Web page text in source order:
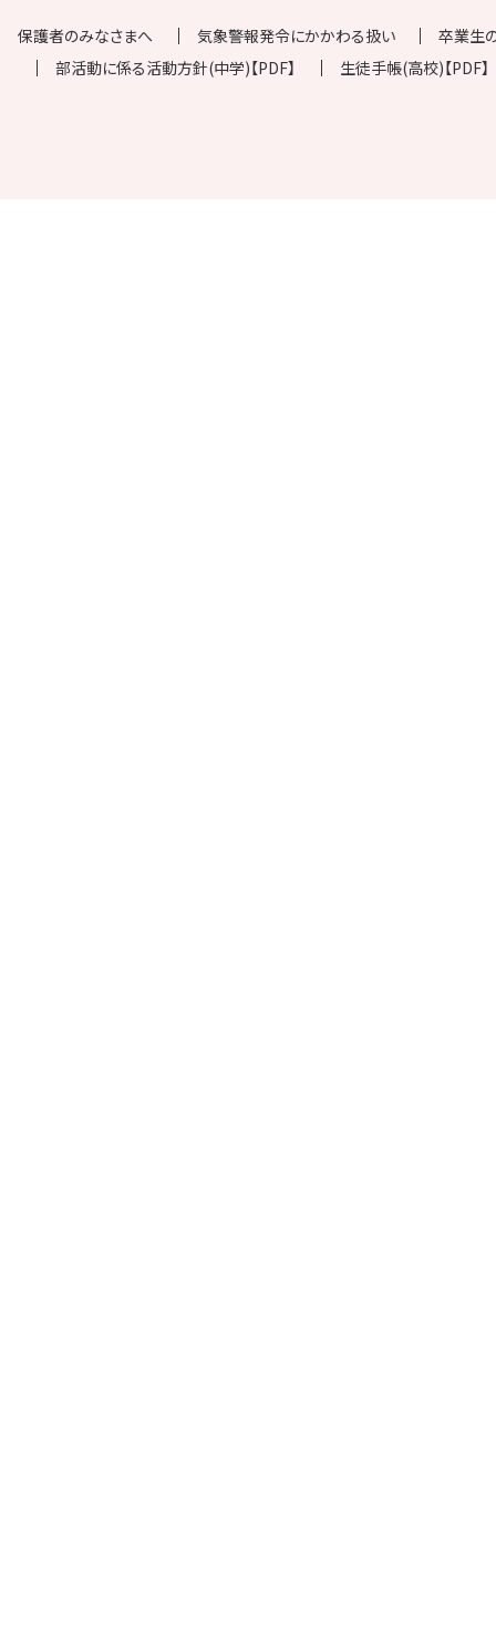
保護者のみなさまへ 気象警報発令にかかわる扱い
卒業生
部活動に係る活動方針(中学)【PDF】
生徒手帳(高校)【PDF】